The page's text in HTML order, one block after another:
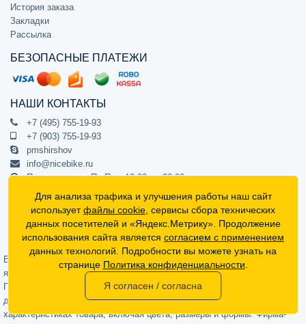
История заказа
Закладки
Рассылка
БЕЗОПАСНЫЕ ПЛАТЕЖИ
НАШИ КОНТАКТЫ
+7 (495) 755-19-93
+7 (903) 755-19-93
pmshirshov
info@nicebike.ru
Прием звонков Пн-Пт с 10:00 до 20:00
ПВЗ Пн-Пт с 10:00 до 20:00
г. Москва, ул. Барклая 13с1
подъезд 1, цокольный этаж, офис 1
Официальный интернет-магазин NiceBike © 2012 - 2026
Вся информация на сайте носит ознакомительный характер, не
является публичной офертой (определяемой положениями Статьи 437
Гражданского кодекса РФ) и не может в полной мере передавать
достоверную информацию о свойствах, комплектации и
характеристиках товара, включая цвета, размеры и формы. Фирма-
Для анализа трафика и улучшения работы наш сайт
используетфайлы cookie , сервисы сбора технических
данных посетителей и «Яндекс.Метрику». Продолжение
использования сайта является согласием с применением
данных технологий. Подробности вы можете узнать на
странице Политика конфиденциальности
Я согласен / согласна